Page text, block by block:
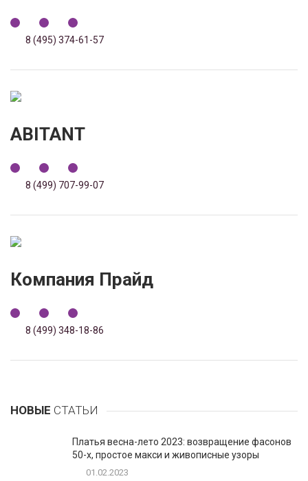
8 (495) 374-61-57
ABITANT
8 (499) 707-99-07
Компания Прайд
8 (499) 348-18-86
НОВЫЕ СТАТЬИ
Платья весна-лето 2023: возвращение фасонов
50-х, простое макси и живописные узоры
01.02.2023